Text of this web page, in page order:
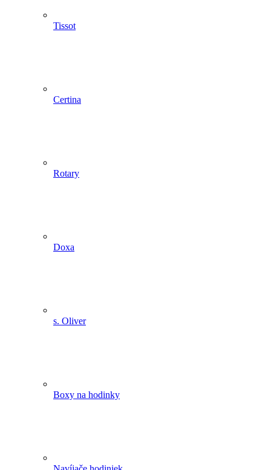
Tissot
Certina
Rotary
Doxa
s. Oliver
Boxy na hodinky